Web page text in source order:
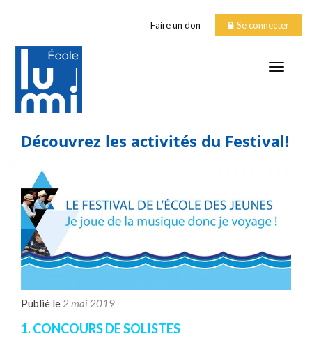
Faire un don Se connecter
Découvrez les activités du Festival!
Publié le 2 mai 2019
1. CONCOURS DE SOLISTES